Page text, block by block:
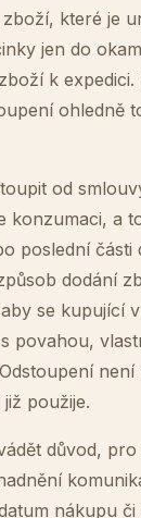
které je
jen do
k expedici.
ohledně
od
konzumaci, a
poslední části
dodání
se kupující
povahou,
není
použije.
důvod,
nákupu či